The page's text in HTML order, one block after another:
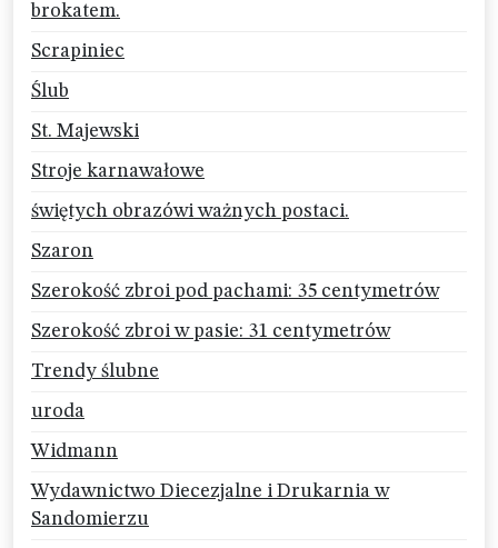
brokatem.
Scrapiniec
Ślub
St. Majewski
Stroje karnawałowe
świętych obrazówi ważnych postaci.
Szaron
Szerokość zbroi pod pachami: 35 centymetrów
Szerokość zbroi w pasie: 31 centymetrów
Trendy ślubne
uroda
Widmann
Wydawnictwo Diecezjalne i Drukarnia w
Sandomierzu